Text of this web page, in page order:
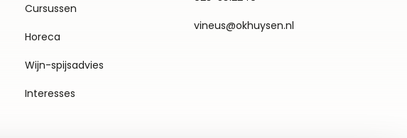
Cursussen
Horeca
Wijn-spijsadvies
Interesses
vineus@okhuysen.nl